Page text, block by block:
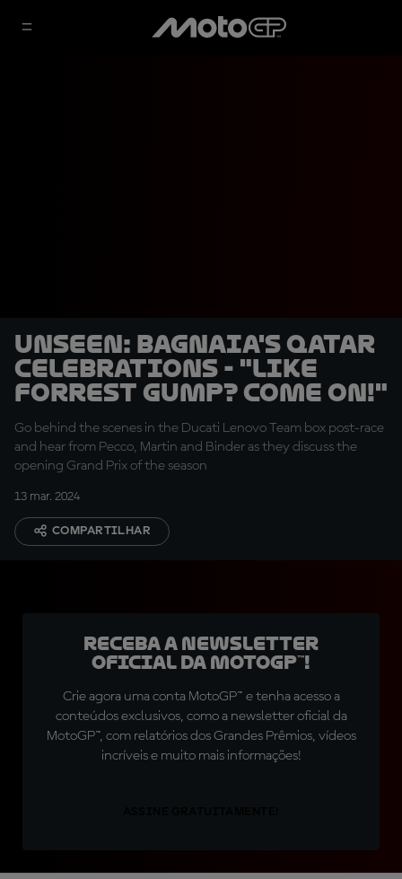
UNSEEN: Bagnaia's Qatar
celebrations - "Like
Forrest Gump? Come on!"
Go behind the scenes in the Ducati Lenovo Team box post-race
and hear from Pecco, Martin and Binder as they discuss the
opening Grand Prix of the season
13 mar. 2024
COMPARTILHAR
Receba a newsletter
oficial da MotoGP™!
Crie agora uma conta MotoGP™ e tenha acesso a
conteúdos exclusivos, como a newsletter oficial da
MotoGP™, com relatórios dos Grandes Prêmios, vídeos
incríveis e muito mais informações!